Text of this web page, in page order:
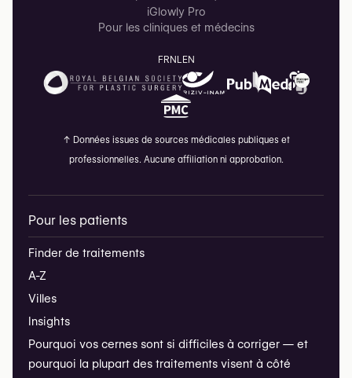
iGlowly Pro
Pour les cliniques et médecins
FRNL EN
↑ Données issues de sources médicales publiques et
professionnelles. Aucune affiliation ni approbation.
Pour les patients
Finder de traitements
A-Z
Villes
Insights
Pourquoi vos cernes sont si difficiles à corriger — et
pourquoi la plupart des traitements visent à côté